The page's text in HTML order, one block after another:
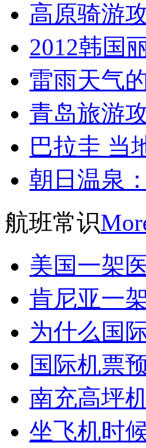
高原骑游
2012韩国
雷雨天气
青岛旅游
巴拉圭 当
朝日温泉
航班常识
美国一架
肯尼亚一
为什么国
国际机票
南充高坪
坐飞机时